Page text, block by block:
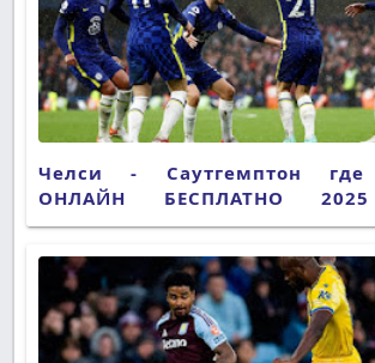
Челси - Саутгемптон где
ОНЛАЙН БЕСПЛАТНО
ТРАНСЛЯЦИЯ)